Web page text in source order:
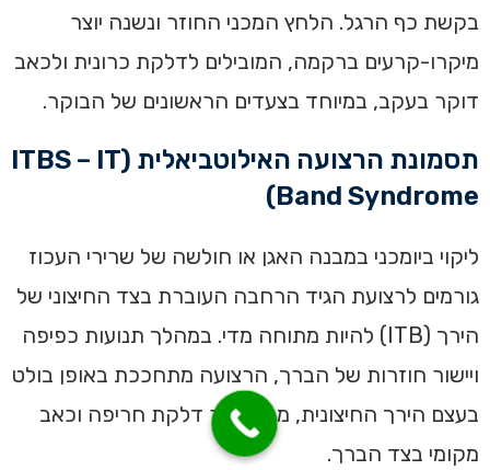
בקשת כף הרגל. הלחץ המכני החוזר ונשנה יוצר
מיקרו-קרעים ברקמה, המובילים לדלקת כרונית ולכאב
דוקר בעקב, במיוחד בצעדים הראשונים של הבוקר.
תסמונת הרצועה האילוטביאלית (ITBS – IT
Band Syndrome)
ליקוי ביומכני במבנה האגן או חולשה של שרירי העכוז
גורמים לרצועת הגיד הרחבה העוברת בצד החיצוני של
הירך (ITB) להיות מתוחה מדי. במהלך תנועות כפיפה
ויישור חוזרות של הברך, הרצועה מתחככת באופן בולט
בעצם הירך החיצונית, מה שיוצר דלקת חריפה וכאב
מקומי בצד הברך.